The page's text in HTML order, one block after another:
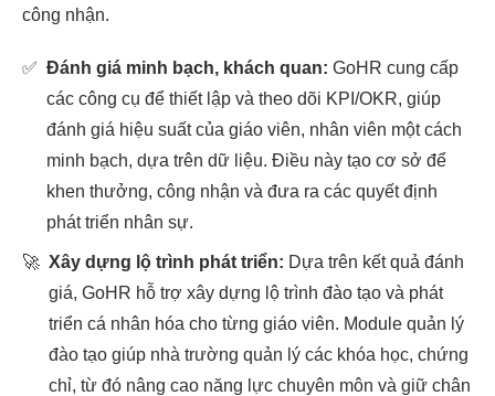
công nhận.
✅ Đánh giá minh bạch, khách quan: GoHR cung cấp
các công cụ để thiết lập và theo dõi KPI/OKR, giúp
đánh giá hiệu suất của giáo viên, nhân viên một cách
minh bạch, dựa trên dữ liệu. Điều này tạo cơ sở để
khen thưởng, công nhận và đưa ra các quyết định
phát triển nhân sự.
🚀 Xây dựng lộ trình phát triển: Dựa trên kết quả đánh
giá, GoHR hỗ trợ xây dựng lộ trình đào tạo và phát
triển cá nhân hóa cho từng giáo viên. Module quản lý
đào tạo giúp nhà trường quản lý các khóa học, chứng
chỉ, từ đó nâng cao năng lực chuyên môn và giữ chân